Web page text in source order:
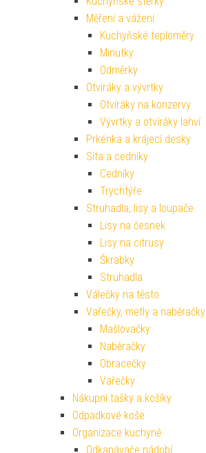
Měření a vážení
Kuchyňské teploměry
Minutky
Odměrky
Otvíráky a vývrtky
Otvíráky na konzervy
Vývrtky a otvíráky lahví
Prkénka a krájecí desky
Síta a cedníky
Cedníky
Trychtýře
Struhadla, lisy a loupače
Lisy na česnek
Lisy na citrusy
Škrabky
Struhadla
Válečky na těsto
Vařečky, metly a naběračky
Mašlovačky
Naběračky
Obracečky
Vařečky
Nákupní tašky a košíky
Odpadkové koše
Organizace kuchyně
Odkapávače nádobí